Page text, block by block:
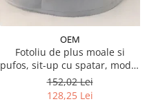
OEM
Fotoliu de plus moale si
pufos, sit-up cu spatar, model
animalute
152,02 Lei
128,25 Lei